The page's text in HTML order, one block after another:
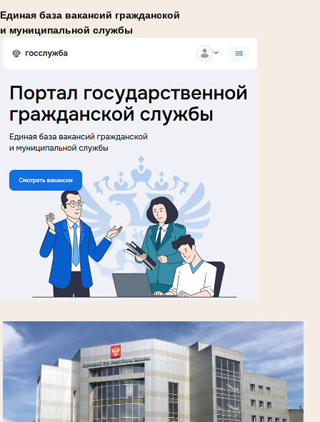
Единая база вакансий гражданской
и муниципальной службы